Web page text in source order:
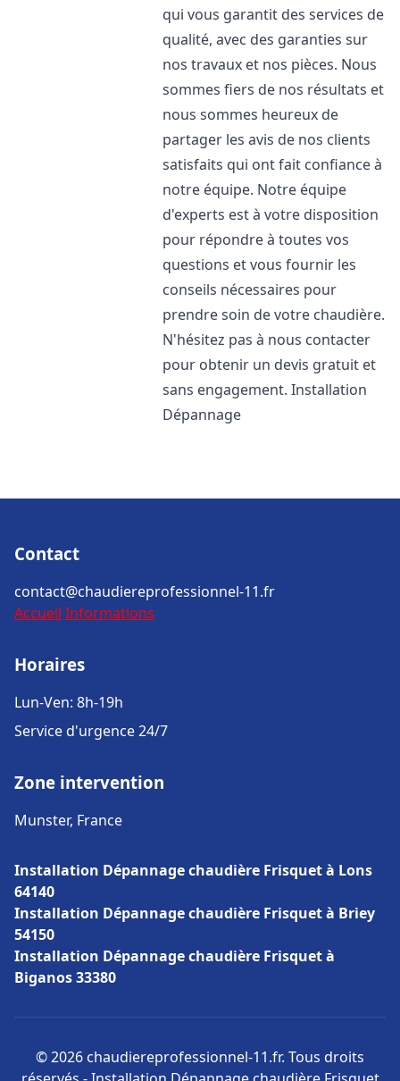
qui vous garantit des services de
qualité, avec des garanties sur
nos travaux et nos pièces. Nous
sommes fiers de nos résultats et
nous sommes heureux de
partager les avis de nos clients
satisfaits qui ont fait confiance à
notre équipe. Notre équipe
d'experts est à votre disposition
pour répondre à toutes vos
questions et vous fournir les
conseils nécessaires pour
prendre soin de votre chaudière.
N'hésitez pas à nous contacter
pour obtenir un devis gratuit et
sans engagement. Installation
Dépannage
Contact
contact@chaudiereprofessionnel-11.fr
Accueil Informations
Horaires
Lun-Ven: 8h-19h
Service d'urgence 24/7
Zone intervention
Munster, France
Installation Dépannage chaudière Frisquet à Lons
64140
Installation Dépannage chaudière Frisquet à Briey
54150
Installation Dépannage chaudière Frisquet à
Biganos 33380
© 2026 chaudiereprofessionnel-11.fr. Tous droits